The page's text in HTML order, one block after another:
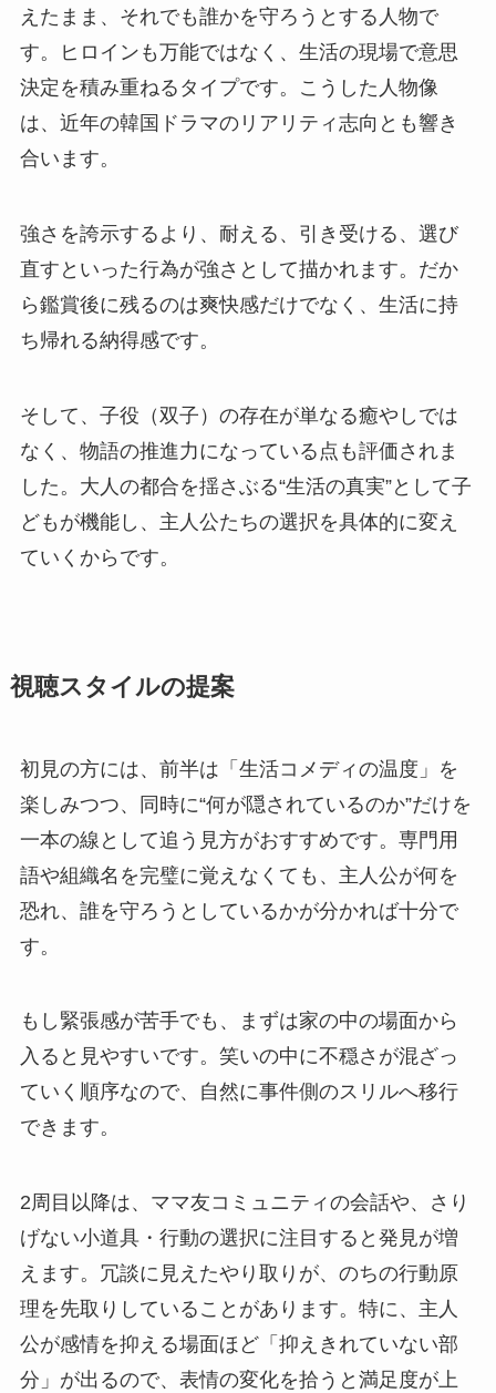
えたまま、それでも誰かを守ろうとする人物で
す。ヒロインも万能ではなく、生活の現場で意思
決定を積み重ねるタイプです。こうした人物像
は、近年の韓国ドラマのリアリティ志向とも響き
合います。
強さを誇示するより、耐える、引き受ける、選び
直すといった行為が強さとして描かれます。だか
ら鑑賞後に残るのは爽快感だけでなく、生活に持
ち帰れる納得感です。
そして、子役（双子）の存在が単なる癒やしでは
なく、物語の推進力になっている点も評価されま
した。大人の都合を揺さぶる“生活の真実”として子
どもが機能し、主人公たちの選択を具体的に変え
ていくからです。
視聴スタイルの提案
初見の方には、前半は「生活コメディの温度」を
楽しみつつ、同時に“何が隠されているのか”だけを
一本の線として追う見方がおすすめです。専門用
語や組織名を完璧に覚えなくても、主人公が何を
恐れ、誰を守ろうとしているかが分かれば十分で
す。
もし緊張感が苦手でも、まずは家の中の場面から
入ると見やすいです。笑いの中に不穏さが混ざっ
ていく順序なので、自然に事件側のスリルへ移行
できます。
2周目以降は、ママ友コミュニティの会話や、さり
げない小道具・行動の選択に注目すると発見が増
えます。冗談に見えたやり取りが、のちの行動原
理を先取りしていることがあります。特に、主人
公が感情を抑える場面ほど「抑えきれていない部
分」が出るので、表情の変化を拾うと満足度が上